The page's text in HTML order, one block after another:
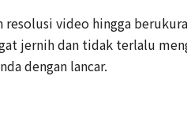
video hingga
jernih dan tidak terlalu
dengan lancar.